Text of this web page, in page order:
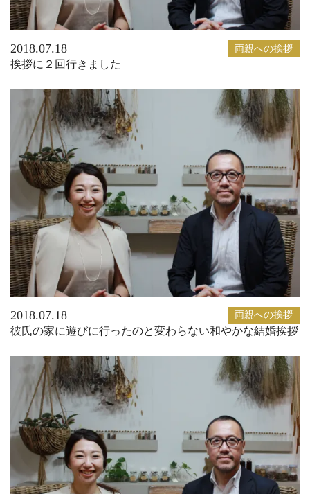
2018.07.18 両親への挨拶
挨拶に２回行きました
2018.07.18 両親への挨拶
彼氏の家に遊びに行ったのと変わらない和やかな結婚挨拶